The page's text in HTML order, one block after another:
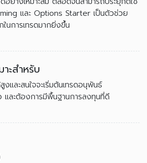
และ Options Starter เป็นตัวช่วย
ในการเทรดมากยิ่งขึ้น
ะสำหรับ
และสนใจจะเริ่มต้นเทรดอนุพันธ์
ละต้องการมีพื้นฐานการลงทุนที่ดี